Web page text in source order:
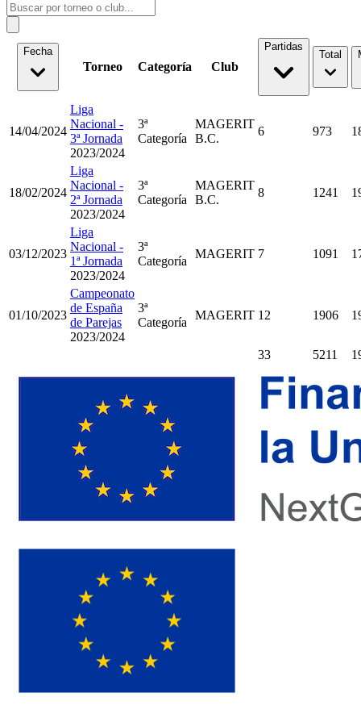
Fecha
Torneo Categoría Club
Partidas
Total
14/04/2024
Liga
Nacional -
3ª Jornada
2023/2024
3ª
Categoría
MAGERIT
B.C.
6 973
18/02/2024
Liga
Nacional -
2ª Jornada
2023/2024
3ª
Categoría
MAGERIT
B.C.
8 1241
03/12/2023
Liga
Nacional -
1ª Jornada
2023/2024
3ª
Categoría
MAGERIT 7 1091
01/10/2023
Campeonato
de España
de Parejas
2023/2024
3ª
Categoría
MAGERIT 12 1906
33 5211